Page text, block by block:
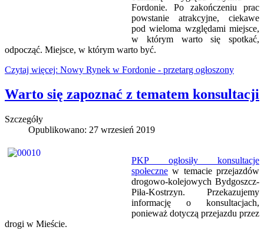
Fordonie. Po zakończeniu prac
powstanie atrakcyjne, ciekawe
pod wieloma względami miejsce,
w którym warto się spotkać,
odpocząć. Miejsce, w którym warto być.
Czytaj więcej: Nowy Rynek w Fordonie - przetarg ogłoszony
Warto się zapoznać z tematem konsultacji
Szczegóły
Opublikowano: 27 wrzesień 2019
PKP ogłosiły konsultacje
społeczne w temacie przejazdów
drogowo-kolejowych Bydgoszcz-
Piła-Kostrzyn. Przekazujemy
informację o konsultacjach,
ponieważ dotyczą przejazdu przez
drogi w Mieście.